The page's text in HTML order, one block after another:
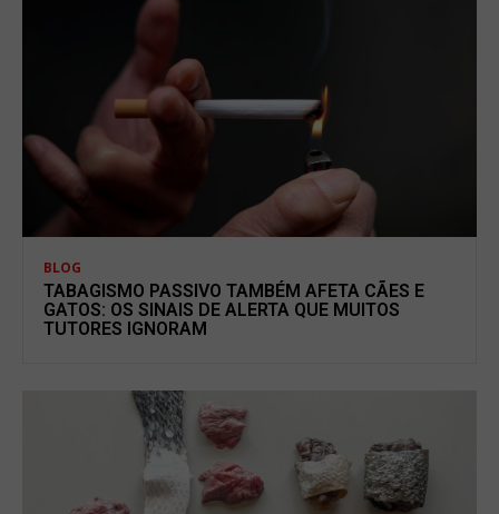
BLOG
TABAGISMO PASSIVO TAMBÉM AFETA CÃES E
GATOS: OS SINAIS DE ALERTA QUE MUITOS
TUTORES IGNORAM